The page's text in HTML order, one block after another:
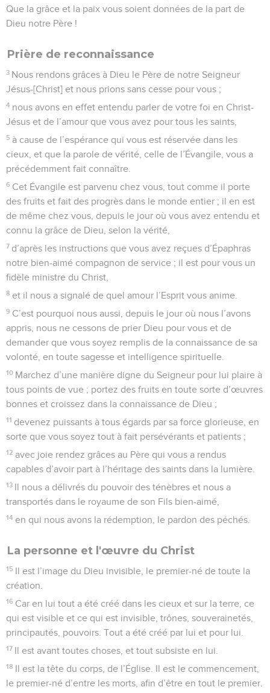
Que la grâce et la paix vous soient données de la part de
Dieu notre Père !
Prière de reconnaissance
3 Nous rendons grâces à Dieu le Père de notre Seigneur
Jésus-[Christ] et nous prions sans cesse pour vous ;
4 nous avons en effet entendu parler de votre foi en Christ-
Jésus et de l’amour que vous avez pour tous les saints,
5 à cause de l’espérance qui vous est réservée dans les
cieux, et que la parole de vérité, celle de l’Évangile, vous a
précédemment fait connaître.
6 Cet Évangile est parvenu chez vous, tout comme il porte
des fruits et fait des progrès dans le monde entier ; il en est
de même chez vous, depuis le jour où vous avez entendu et
connu la grâce de Dieu, selon la vérité,
7 d’après les instructions que vous avez reçues d’Épaphras
notre bien-aimé compagnon de service ; il est pour vous un
fidèle ministre du Christ,
8 et il nous a signalé de quel amour l’Esprit vous anime.
9 C’est pourquoi nous aussi, depuis le jour où nous l’avons
appris, nous ne cessons de prier Dieu pour vous et de
demander que vous soyez remplis de la connaissance de sa
volonté, en toute sagesse et intelligence spirituelle.
10 Marchez d’une manière digne du Seigneur pour lui plaire à
tous points de vue ; portez des fruits en toute sorte d’œuvres
bonnes et croissez dans la connaissance de Dieu ;
11 devenez puissants à tous égards par sa force glorieuse, en
sorte que vous soyez tout à fait persévérants et patients ;
12 avec joie rendez grâces au Père qui vous a rendus
capables d’avoir part à l’héritage des saints dans la lumière.
13 Il nous a délivrés du pouvoir des ténèbres et nous a
transportés dans le royaume de son Fils bien-aimé,
14 en qui nous avons la rédemption, le pardon des péchés.
La personne et l'œuvre du Christ
15 Il est l’image du Dieu invisible, le premier-né de toute la
création.
16 Car en lui tout a été créé dans les cieux et sur la terre, ce
qui est visible et ce qui est invisible, trônes, souverainetés,
principautés, pouvoirs. Tout a été créé par lui et pour lui.
17 Il est avant toutes choses, et tout subsiste en lui.
18 Il est la tête du corps, de l’Église. Il est le commencement,
le premier-né d’entre les morts, afin d’être en tout le premier.